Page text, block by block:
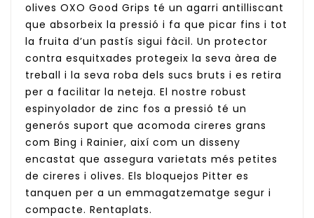
olives OXO Good Grips té un agarri antilliscant
que absorbeix la pressió i fa que picar fins i tot
la fruita d’un pastís sigui fàcil. Un protector
contra esquitxades protegeix la seva àrea de
treball i la seva roba dels sucs bruts i es retira
per a facilitar la neteja. El nostre robust
espinyolador de zinc fos a pressió té un
generós suport que acomoda cireres grans
com Bing i Rainier, així com un disseny
encastat que assegura varietats més petites
de cireres i olives. Els bloquejos Pitter es
tanquen per a un emmagatzematge segur i
compacte. Rentaplats.